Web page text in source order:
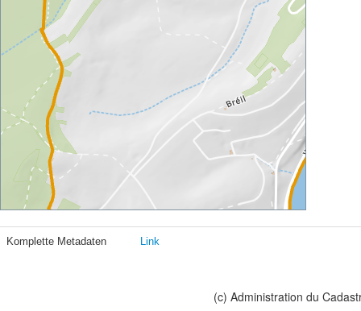
Komplette Metadaten Link
(c) Administration du